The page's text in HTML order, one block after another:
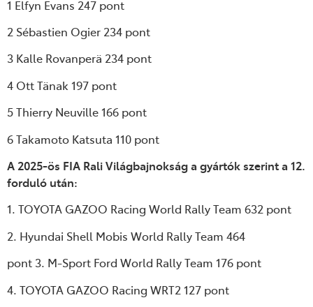
1 Elfyn Evans 247 pont
2 Sébastien Ogier 234 pont
3 Kalle Rovanperä 234 pont
4 Ott Tänak 197 pont
5 Thierry Neuville 166 pont
6 Takamoto Katsuta 110 pont
A 2025-ös FIA Rali Világbajnokság a gyártók szerint a 12.
forduló után:
1. TOYOTA GAZOO Racing World Rally Team 632 pont
2. Hyundai Shell Mobis World Rally Team 464
pont 3. M-Sport Ford World Rally Team 176 pont
4. TOYOTA GAZOO Racing WRT2 127 pont